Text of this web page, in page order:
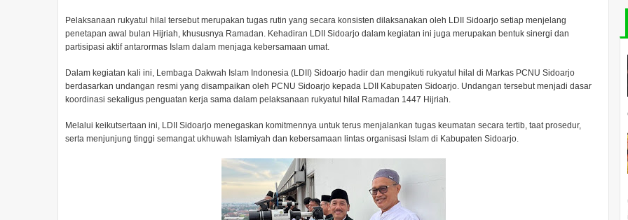
Pelaksanaan rukyatul hilal tersebut merupakan tugas rutin yang secara konsisten dilaksanakan oleh LDII Sidoarjo setiap menjelang
penetapan awal bulan Hijriah, khususnya Ramadan. Kehadiran LDII Sidoarjo dalam kegiatan ini juga merupakan bentuk sinergi dan
partisipasi aktif antarormas Islam dalam menjaga kebersamaan umat.
Dalam kegiatan kali ini, Lembaga Dakwah Islam Indonesia (LDII) Sidoarjo hadir dan mengikuti rukyatul hilal di Markas PCNU Sidoarjo
berdasarkan undangan resmi yang disampaikan oleh PCNU Sidoarjo kepada LDII Kabupaten Sidoarjo. Undangan tersebut menjadi dasar
koordinasi sekaligus penguatan kerja sama dalam pelaksanaan rukyatul hilal Ramadan 1447 Hijriah.
Melalui keikutsertaan ini, LDII Sidoarjo menegaskan komitmennya untuk terus menjalankan tugas keumatan secara tertib, taat prosedur,
serta menjunjung tinggi semangat ukhuwah Islamiyah dan kebersamaan lintas organisasi Islam di Kabupaten Sidoarjo.